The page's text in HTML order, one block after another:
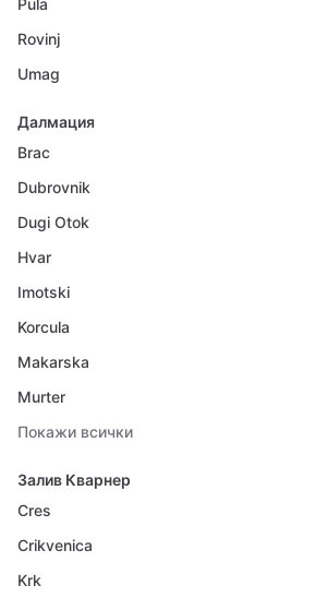
Pula
Rovinj
Umag
Далмация
Brac
Dubrovnik
Dugi Otok
Hvar
Imotski
Korcula
Makarska
Murter
Покажи всички
Залив Кварнер
Cres
Crikvenica
Krk